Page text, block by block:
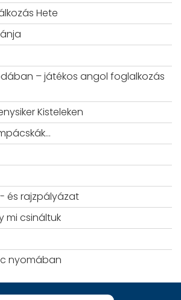
Hete
– játékos angol foglalkozás
Kisteleken
és rajzpályázat
mi csináltuk
nyomában